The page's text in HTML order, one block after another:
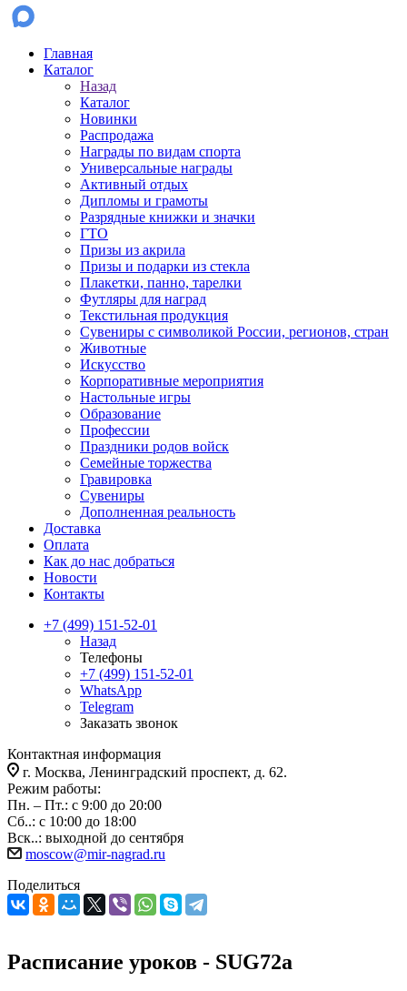
Главная
Каталог
Назад
Каталог
Новинки
Распродажа
Награды по видам спорта
Универсальные награды
Активный отдых
Дипломы и грамоты
Разрядные книжки и значки
ГТО
Призы из акрила
Призы и подарки из стекла
Плакетки, панно, тарелки
Футляры для наград
Текстильная продукция
Сувениры с символикой России, регионов, стран
Животные
Искусство
Корпоративные мероприятия
Настольные игры
Образование
Профессии
Праздники родов войск
Семейные торжества
Гравировка
Сувениры
Дополненная реальность
Доставка
Оплата
Как до нас добраться
Новости
Контакты
+7 (499) 151-52-01
Назад
Телефоны
+7 (499) 151-52-01
WhatsApp
Telegram
Заказать звонок
Контактная информация
г. Москва, Ленинградский проспект, д. 62.
Режим работы:
Пн. – Пт.: с 9:00 до 20:00
Сб..: с 10:00 до 18:00
Вск..: выходной до сентября
moscow@mir-nagrad.ru
Поделиться
Расписание уроков - SUG72a